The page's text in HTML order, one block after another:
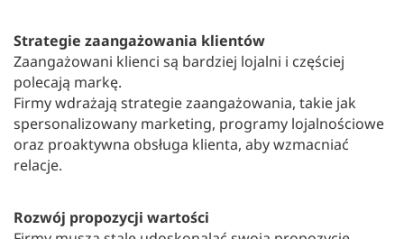
Strategie zaangażowania klientów
Zaangażowani klienci są bardziej lojalni i częściej
polecają markę.
Firmy wdrażają strategie zaangażowania, takie jak
spersonalizowany marketing, programy lojalnościowe
oraz proaktywna obsługa klienta, aby wzmacniać
relacje.
Rozwój propozycji wartości